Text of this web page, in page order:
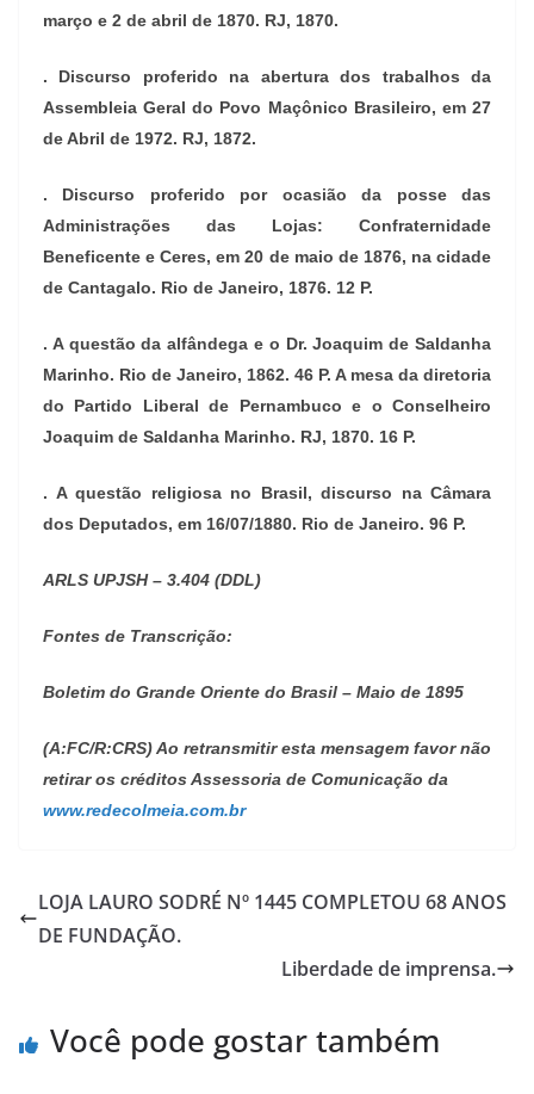
março e 2 de abril de 1870. RJ, 1870.
. Discurso proferido na abertura dos trabalhos da
Assembleia Geral do Povo Maçônico Brasileiro, em 27
de Abril de 1972. RJ, 1872.
. Discurso proferido por ocasião da posse das
Administrações das Lojas: Confraternidade
Beneficente e Ceres, em 20 de maio de 1876, na cidade
de Cantagalo. Rio de Janeiro, 1876. 12 P.
. A questão da alfândega e o Dr. Joaquim de Saldanha
Marinho. Rio de Janeiro, 1862. 46 P. A mesa da diretoria
do Partido Liberal de Pernambuco e o Conselheiro
Joaquim de Saldanha Marinho. RJ, 1870. 16 P.
. A questão religiosa no Brasil, discurso na Câmara
dos Deputados, em 16/07/1880. Rio de Janeiro. 96 P.
ARLS UPJSH – 3.404 (DDL)
Fontes de Transcrição:
Boletim do Grande Oriente do Brasil – Maio de 1895
(A:FC/R:CRS)Ao retransmitir esta mensagem favor não
retirar os créditos Assessoria de Comunicação da
www.redecolmeia.com.br
LOJA LAURO SODRÉ Nº 1445 COMPLETOU 68 ANOS
DE FUNDAÇÃO.
Liberdade de imprensa.
Você pode gostar também